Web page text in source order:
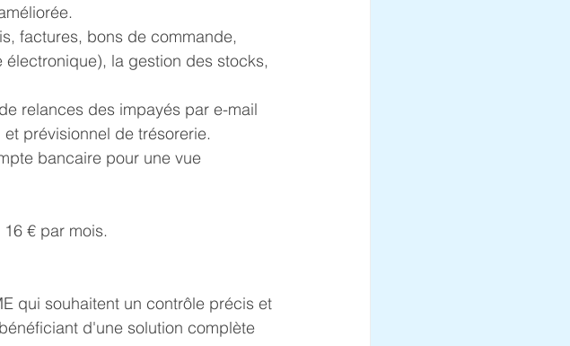
factures, bons de commande,
la gestion des stocks,
relances des impayés par e-mail
prévisionnel de trésorerie.
bancaire pour une vue
€ par mois.
qui souhaitent un contrôle précis et
d'une solution complète